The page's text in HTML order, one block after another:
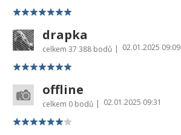
drapka
celkem 37 388 bodů | 02.01.2025 09:09
offline
celkem 0 bodů | 02.01.2025 09:31